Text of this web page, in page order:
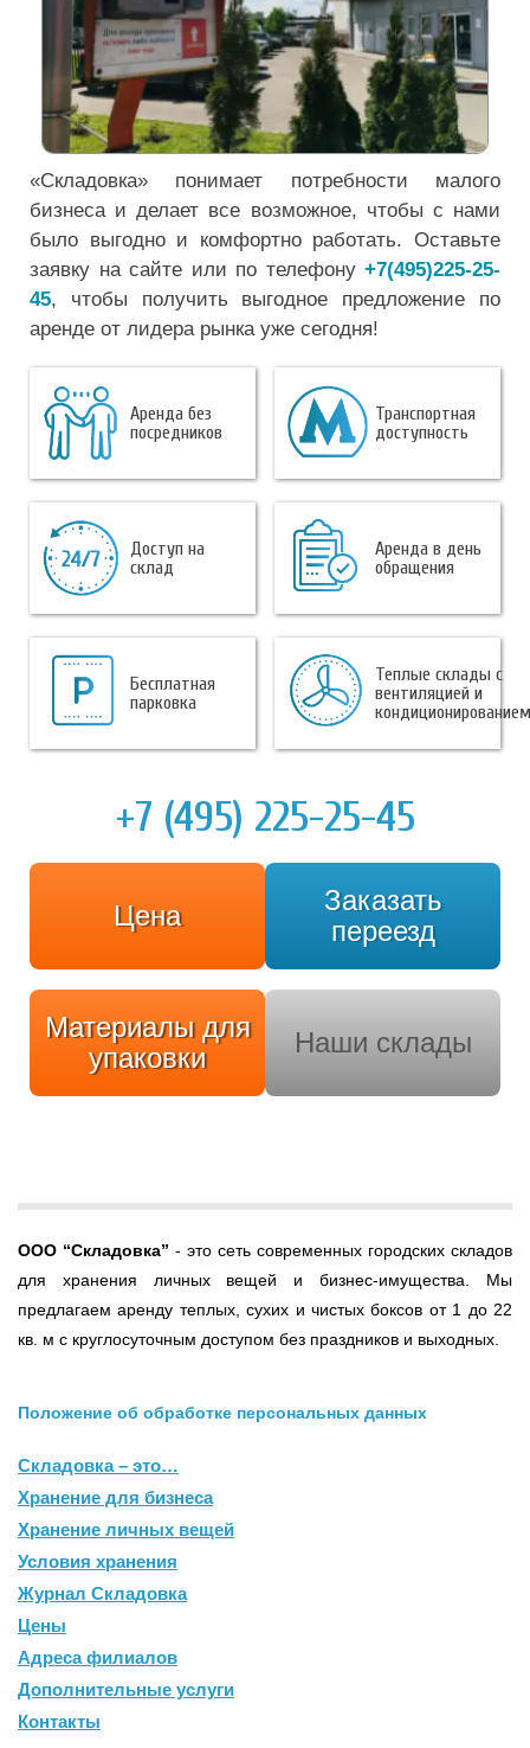
«Складовка» понимает потребности малого
бизнеса и делает все возможное, чтобы с нами
было выгодно и комфортно работать. Оставьте
заявку на сайте или по телефону +7(495)225-25-
45, чтобы получить выгодное предложение по
аренде от лидера рынка уже сегодня!
Аренда без
посредников
Транспортная
доступность
Доступ на
склад
Аренда в день
обращения
Бесплатная
парковка
Теплые склады с
вентиляцией и
кондиционированием
+7 (495) 225-25-45
Цена
Заказать
переезд
Материалы для
упаковки
Наши склады
ООО “Складовка” - это сеть современных городских складов
для хранения личных вещей и бизнес-имущества. Мы
предлагаем аренду теплых, сухих и чистых боксов от 1 до 22
кв. м с круглосуточным доступом без праздников и выходных.
Положение об обработке персональных данных
Складовка – это…
Хранение для бизнеса
Хранение личных вещей
Условия хранения
Журнал Складовка
Цены
Адреса филиалов
Дополнительные услуги
Контакты